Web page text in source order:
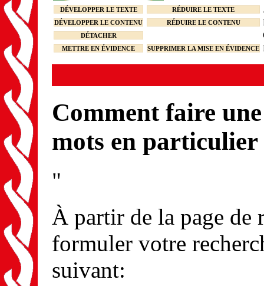
DÉVELOPPER LE TEXTE RÉDUIRE LE TEXTE
DÉVELOPPER LE CONTENU RÉDUIRE LE CONTENU
DÉTACHER
METTRE EN ÉVIDENCE SUPPRIMER LA MISE EN ÉVIDENCE
Comment faire
mots en particulier
"
À partir de la page de
formuler votre
suivant: